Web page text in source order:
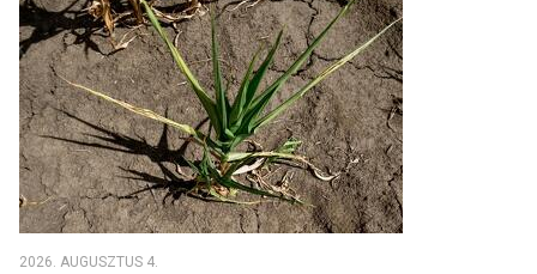
2026. AUGUSZTUS 4.